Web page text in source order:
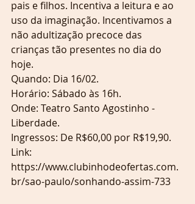
pais e filhos. Incentiva a leitura e ao
uso da imaginação. Incentivamos a
não adultização precoce das
crianças tão presentes no dia do
hoje.
Quando: Dia 16/02.
Horário: Sábado às 16h.
Onde: Teatro Santo Agostinho -
Liberdade.
Ingressos: De R$60,00 por R$19,90.
Link:
https://www.clubinhodeofertas.com.
br/sao-paulo/sonhando-assim-733